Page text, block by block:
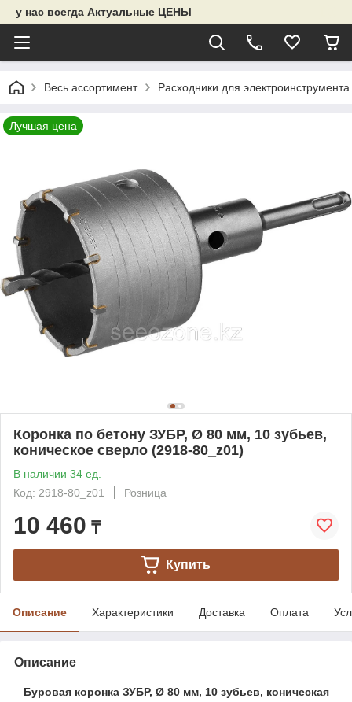
у нас всегда Актуальные ЦЕНЫ
Весь ассортимент Расходники для электроинструмента
Лучшая цена
Коронка по бетону ЗУБР, Ø 80 мм, 10 зубьев,
коническое сверло (2918-80_z01)
В наличии 34 ед.
Код: 2918-80_z01
Розница
10 460 ₸
Купить
Описание Характеристики Доставка Оплата
Описание
Буровая коронка ЗУБР, Ø 80 мм, 10 зубьев, коническая